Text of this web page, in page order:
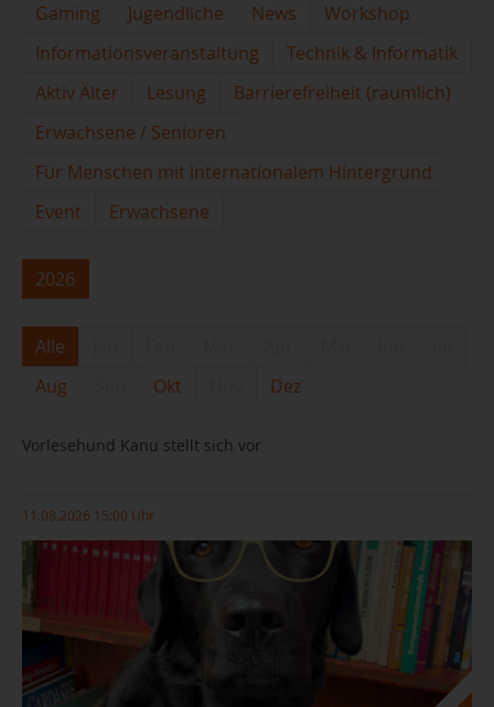
Gaming
Jugendliche News
Workshop
Informationsveranstaltung
Technik & Informatik
Aktiv Älter
Lesung
Barrierefreiheit (räumlich)
Erwachsene / Senioren
Für Menschen mit internationalem Hintergrund
Event
Erwachsene
2026
Alle
Aug
Okt Dez
Vorlesehund Kanu stellt sich vor
11.08.2026 15:00 Uhr